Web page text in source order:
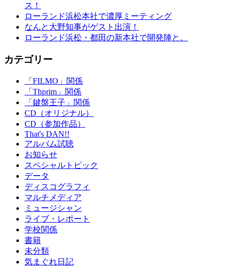
ス！
ローランド浜松本社で濃厚ミーティング
なんと大野知事がゲスト出演！
ローランド浜松・都田の新本社で開発陣と。
カテゴリー
「FILMO」関係
「Thprim」関係
「鍵盤王子」関係
CD（オリジナル）
CD（参加作品）
That's DAN!!
アルバム試聴
お知らせ
スペシャルトピック
データ
ディスコグラフィ
マルチメディア
ミュージシャン
ライブ・レポート
学校関係
書籍
未分類
気まぐれ日記